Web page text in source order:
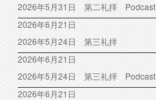
2026年5月31日 第二礼拝 Podcast
2026年6月21日
2026年5月24日 第三礼拝
2026年6月21日
2026年5月24日 第三礼拝 Podcast
2026年6月21日